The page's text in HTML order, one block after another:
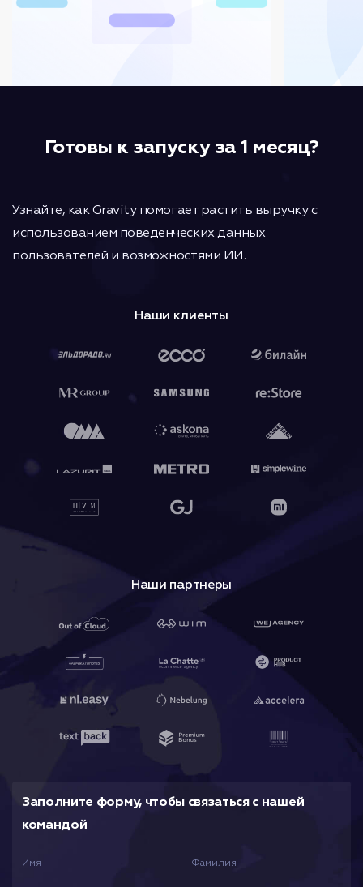
Готовы к запуску за 1 месяц?
Узнайте, как Gravity помогает растить выручку с
использованием поведенческих данных
пользователей и возможностями ИИ.
Наши клиенты
Наши партнеры
Заполните форму, чтобы связаться с нашей
командой
Имя Фамилия